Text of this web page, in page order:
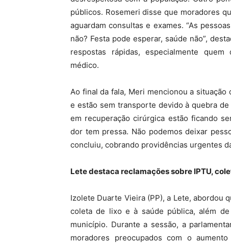
públicos. Rosemeri disse que moradores
aguardam consultas e exames. “As
não? Festa pode esperar, saúde não”,
respostas rápidas, especialmente
médico.
Ao final da fala, Meri mencionou a
e estão sem transporte devido à quebra
em recuperação cirúrgica estão ficando
dor tem pressa. Não podemos deixar
concluiu, cobrando providências urgentes
Lete destaca reclamações sobre IPTU,
Izolete Duarte Vieira (PP), a Lete, abordou
coleta de lixo e à saúde pública, além
município. Durante a sessão, a
moradores preocupados com o